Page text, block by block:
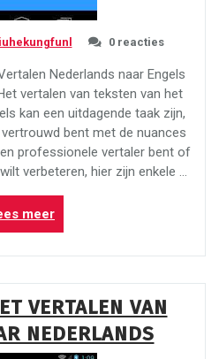
liuhekungfunl 0 reacties
Nederlands naar Engels
vertalen van teksten van het
kan een uitdagende taak zijn,
bent met de nuances
professionele vertaler bent of
verbeteren, hier zijn enkele …
meer“Tips
voor
het
Nederlands
naar
Engels:
VERTALEN VAN
NEDERLANDS